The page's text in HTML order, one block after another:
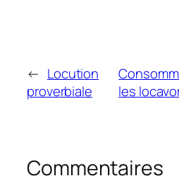
← Locution
proverbiale
les
Commentaires